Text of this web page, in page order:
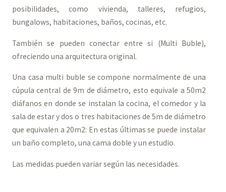
posibilidades, como vivienda, talleres, refugios,
bungalows, habitaciones, baños, cocinas, etc.
También se pueden conectar entre si (Multi Buble),
ofreciendo una arquitectura original.
Una casa multi buble se compone normalmente de una
cúpula central de 9m de diámetro, esto equivale a 50m2
diáfanos en donde se instalan la cocina, el comedor y la
sala de estar y dos o tres habitaciones de 5m de diámetro
que equivalen a 20m2: En estas últimas se puede instalar
un baño completo, una cama doble y un estudio.
Las medidas pueden variar según las necesidades.